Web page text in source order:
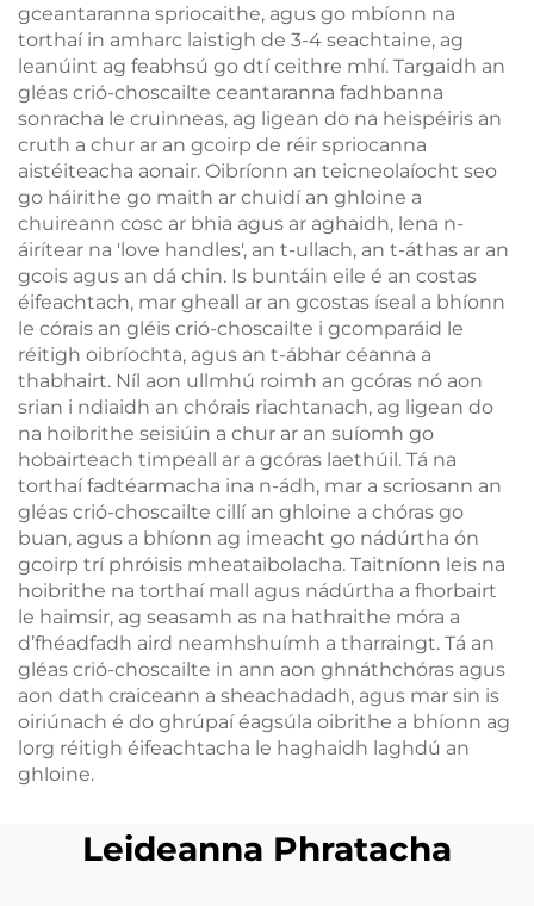
gceantaranna spriocaithe, agus go mbíonn na
torthaí in amharc laistigh de 3-4 seachtaine, ag
leanúint ag feabhsú go dtí ceithre mhí. Targaidh an
gléas crió-choscailte ceantaranna fadhbanna
sonracha le cruinneas, ag ligean do na heispéiris an
cruth a chur ar an gcoirp de réir spriocanna
aistéiteacha aonair. Oibríonn an teicneolaíocht seo
go háirithe go maith ar chuidí an ghloine a
chuireann cosc ar bhia agus ar aghaidh, lena n-
áirítear na 'love handles', an t-ullach, an t-áthas ar an
gcois agus an dá chin. Is buntáin eile é an costas
éifeachtach, mar gheall ar an gcostas íseal a bhíonn
le córais an gléis crió-choscailte i gcomparáid le
réitigh oibríochta, agus an t-ábhar céanna a
thabhairt. Níl aon ullmhú roimh an gcóras nó aon
srian i ndiaidh an chórais riachtanach, ag ligean do
na hoibrithe seisiúin a chur ar an suíomh go
hobairteach timpeall ar a gcóras laethúil. Tá na
torthaí fadtéarmacha ina n-ádh, mar a scriosann an
gléas crió-choscailte cillí an ghloine a chóras go
buan, agus a bhíonn ag imeacht go nádúrtha ón
gcoirp trí phróisis mheataibolacha. Taitníonn leis na
hoibrithe na torthaí mall agus nádúrtha a fhorbairt
le haimsir, ag seasamh as na hathraithe móra a
d’fhéadfadh aird neamhshuímh a tharraingt. Tá an
gléas crió-choscailte in ann aon ghnáthchóras agus
aon dath craiceann a sheachadadh, agus mar sin is
oiriúnach é do ghrúpaí éagsúla oibrithe a bhíonn ag
lorg réitigh éifeachtacha le haghaidh laghdú an
ghloine.
Leideanna Phratacha